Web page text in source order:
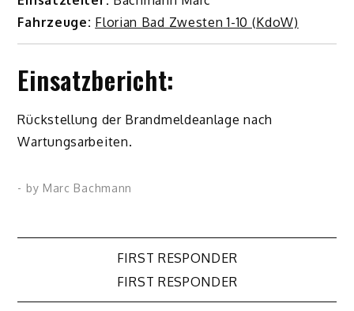
Fahrzeuge: Florian Bad Zwesten 1-10 (KdoW)
Einsatzbericht:
Rückstellung der Brandmeldeanlage nach
Wartungsarbeiten.
- by Marc Bachmann
Beitragsnavigation
FIRST RESPONDER
FIRST RESPONDER